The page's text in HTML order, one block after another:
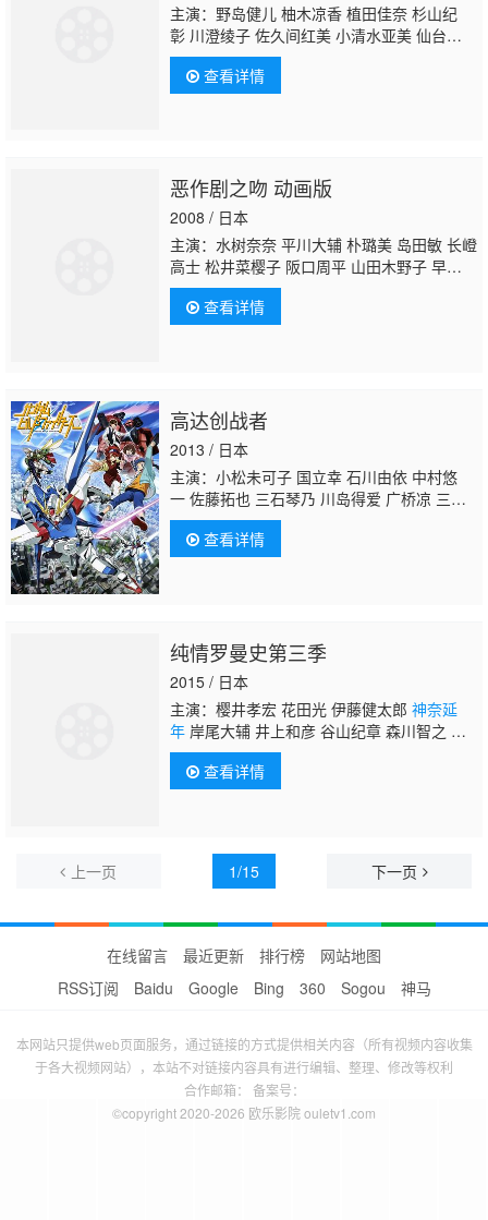
主演：野岛健儿 柚木凉香 植田佳奈 杉山纪
彰 川澄绫子 佐久间红美 小清水亚美 仙台惠
理 本多阳子 岸尾大辅 高野直子 松来未祐
奈延年南央美 夏树莉绪 渡边明乃 浅川悠 丹
下樱 中田让治 田中敦子 伊丸冈笃
查看详情
恶作剧之吻 动画版
2008 / 日本
主演：水树奈奈 平川大辅 朴璐美 岛田敏 长嶝
高士 松井菜樱子 阪口周平 山田木野子 早水理
沙 大塚明夫 增田由纪 世户沙织 野田顺子 后
藤邑子 青山穰 高乃丽 高垣彩阳 铃木千寻 利
根健太朗神奈延年
查看详情
高达创战者
2013 / 日本
主演：小松未可子 国立幸 石川由依 中村悠
一 佐藤拓也 三石琴乃 川岛得爱 广桥凉 三宅
健太 悠木碧 广濑正志 木村昴 早见沙织 稻叶
实 远藤大智 白石凉子 稻田彻 立花慎之介 家
弓家正 黑田崇矢 上田祐司 江口拓也 斋藤千
查看详情
纯情罗曼史第三季
2015 / 日本
主演：樱井孝宏 花田光 伊藤健太郎 神奈延
年岸尾大辅 井上和彦 谷山纪章 森川智之 置
鲇龙太郎 并木法子 鸟海浩辅 小杉十郎太 水树
奈奈 下野纮 羽多野涉 乡田穗积 丰永利行 古
谷彻
查看详情
上一页 1/15 下一页
在线留言 最近更新 排行榜
网站地图
RSS订阅
Baidu Google Bing 360 Sogou 神马
本网站只提供web页面服务，通过链接的方式提供相关内容（所有视频内容收集
于各大视频网站），本站不对链接内容具有进行编辑、整理、修改等权利
合作邮箱： 备案号：
©copyright 2020-2026 欧乐影院 ouletv1.com